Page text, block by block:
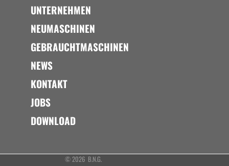
UNTERNEHMEN
NEUMASCHINEN
GEBRAUCHTMASCHINEN
NEWS
KONTAKT
JOBS
DOWNLOAD
© 2026 B.N.G.